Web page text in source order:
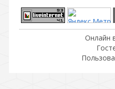
Онлайн